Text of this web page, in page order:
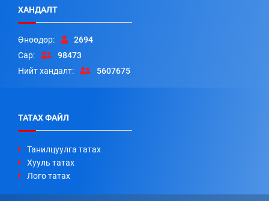
ХАНДАЛТ
Өнөөдөр:
2694
Сар:
98473
Нийт хандалт:
5607675
ТАТАХ ФАЙЛ
Танилцуулга татах
Хууль татах
Лого татах